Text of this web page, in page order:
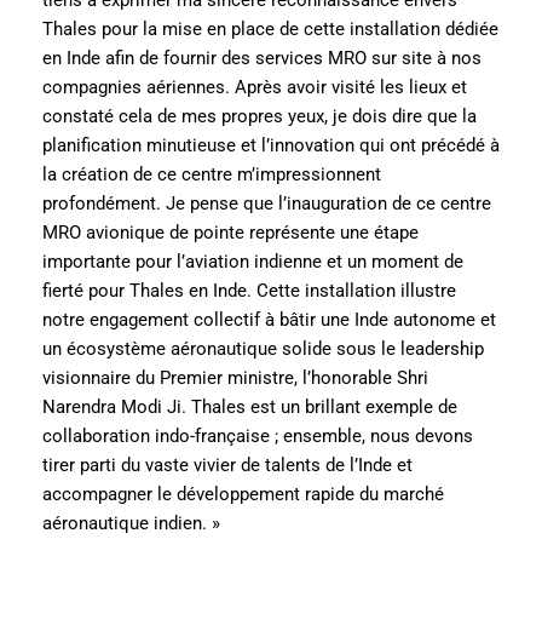
Thales pour la mise en place de cette installation dédiée
en Inde afin de fournir des services MRO sur site à nos
compagnies aériennes. Après avoir visité les lieux et
constaté cela de mes propres yeux, je dois dire que la
planification minutieuse et l’innovation qui ont précédé à
la création de ce centre m’impressionnent
profondément. Je pense que l’inauguration de ce centre
MRO avionique de pointe représente une étape
importante pour l’aviation indienne et un moment de
fierté pour Thales en Inde. Cette installation illustre
notre engagement collectif à bâtir une Inde autonome et
un écosystème aéronautique solide sous le leadership
visionnaire du Premier ministre, l’honorable Shri
Narendra Modi Ji. Thales est un brillant exemple de
collaboration indo-française ; ensemble, nous devons
tirer parti du vaste vivier de talents de l’Inde et
accompagner le développement rapide du marché
aéronautique indien. »